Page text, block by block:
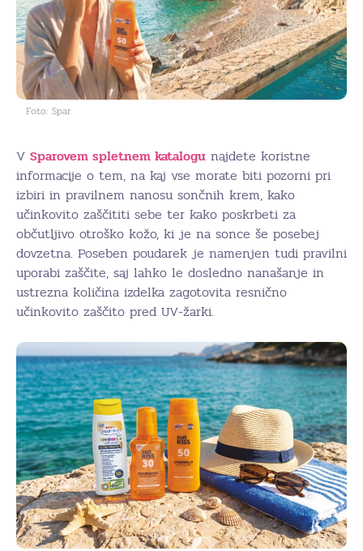
Foto: Spar
V Sparovem spletnem katalogu najdete koristne
informacije o tem, na kaj vse morate biti pozorni pri
izbiri in pravilnem nanosu sončnih krem, kako
učinkovito zaščititi sebe ter kako poskrbeti za
občutljivo otroško kožo, ki je na sonce še posebej
dovzetna. Poseben poudarek je namenjen tudi pravilni
uporabi zaščite, saj lahko le dosledno nanašanje in
ustrezna količina izdelka zagotovita resnično
učinkovito zaščito pred UV-žarki.